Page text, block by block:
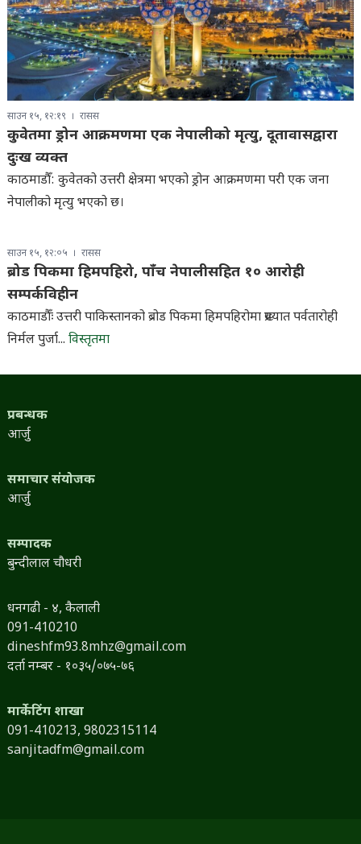
साउन १५, १२:१९ रासस
कुवेतमा ड्रोन आक्रमणमा एक नेपालीको मृत्यु, दूतावासद्वारा
दुःख व्यक्त
काठमाडौँ: कुवेतको उत्तरी क्षेत्रमा भएको ड्रोन आक्रमणमा परी एक जना
नेपालीको मृत्यु भएको छ।
साउन १५, १२:०५ रासस
ब्रोड पिकमा हिमपहिरो, पाँच नेपालीसहित १० आरोही
सम्पर्कविहीन
काठमाडौँः उत्तरी पाकिस्तानको ब्रोड पिकमा हिमपहिरोमा प्रख्यात पर्वतारोही
निर्मल पुर्जा... विस्तृतमा
प्रबन्धक
आर्जु
समाचार संयोजक
आर्जु
सम्पादक
बुन्दीलाल चौधरी
धनगढी - ४, कैलाली
091-410210
dineshfm93.8mhz@gmail.com
दर्ता नम्बर - १०३५/०७५-७६
मार्केटिंग शाखा
091-410213, 9802315114
sanjitadfm@gmail.com